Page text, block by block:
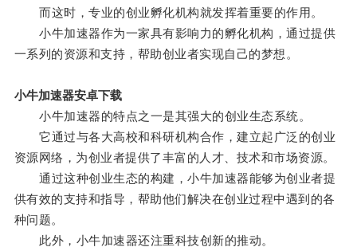
而这时，专业的创业孵化机构就发挥着重要的作用。
小牛加速器作为一家具有影响力的孵化机构，通过提供
一系列的资源和支持，帮助创业者实现自己的梦想。
小牛加速器安卓下载
小牛加速器的特点之一是其强大的创业生态系统。
它通过与各大高校和科研机构合作，建立起广泛的创业
资源网络，为创业者提供了丰富的人才、技术和市场资源。
通过这种创业生态的构建，小牛加速器能够为创业者提
供有效的支持和指导，帮助他们解决在创业过程中遇到的各
种问题。
此外，小牛加速器还注重科技创新的推动。